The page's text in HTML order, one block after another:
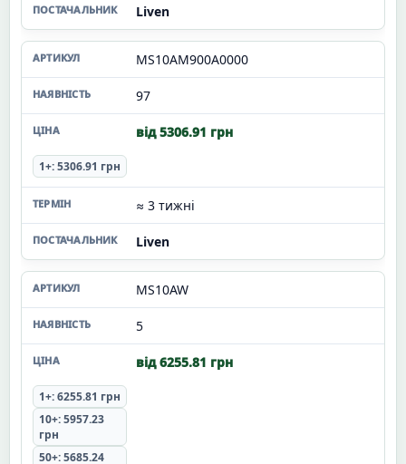
Liven
MS10AM900A0000
97
від 5306.91 грн
1+: 5306.91 грн
≈ 3 тижні
Liven
MS10AW
5
від 6255.81 грн
1+: 6255.81 грн
10+: 5957.23
грн
50+: 5685.24